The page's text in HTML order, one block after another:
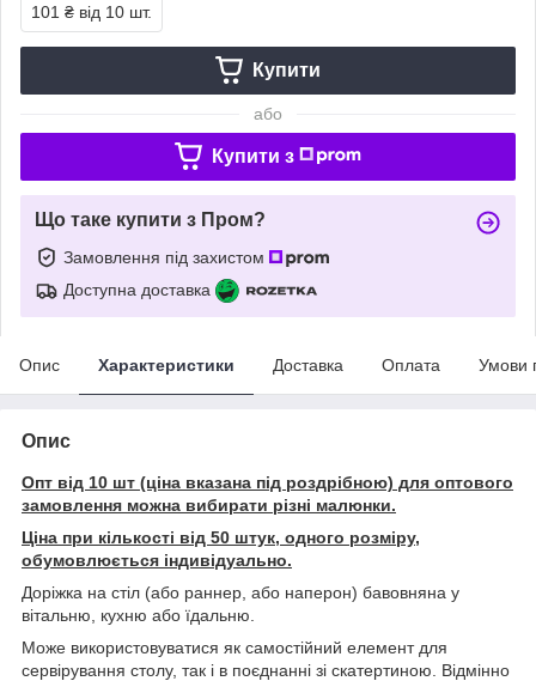
101 ₴ від 10 шт.
Купити
або
Купити з
Що таке купити з Пром?
Замовлення під захистом
Доступна доставка
Опис Характеристики Доставка Оплата Умови
Опис
Опт від 10 шт (ціна вказана під роздрібною) для оптового
замовлення можна вибирати різні малюнки.
Ціна при кількості від 50 штук, одного розміру,
обумовлюється індивідуально.
Доріжка на стіл (або раннер, або наперон) бавовняна у
вітальню, кухню або їдальню.
Може використовуватися як самостійний елемент для
сервірування столу, так і в поєднанні зі скатертиною. Відмінно